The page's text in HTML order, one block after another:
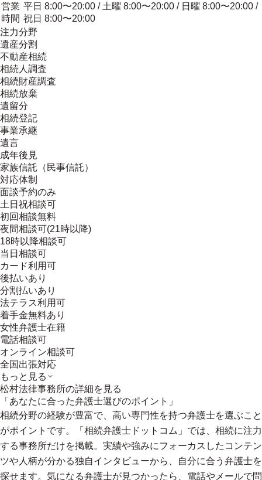
営業
時間
平日 8:00〜20:00 / 土曜 8:00〜20:00 / 日曜 8:00〜20:00 /
祝日 8:00〜20:00
注力分野
遺産分割
不動産相続
相続人調査
相続財産調査
相続放棄
遺留分
相続登記
事業承継
遺言
成年後見
家族信託（民事信託）
対応体制
面談予約のみ
土日祝相談可
初回相談無料
夜間相談可(21時以降)
18時以降相談可
当日相談可
カード利用可
後払いあり
分割払いあり
法テラス利用可
着手金無料あり
女性弁護士在籍
電話相談可
オンライン相談可
全国出張対応
もっと見る
松村法律事務所の詳細を見る
「あなたに合った弁護士選びのポイント」
相続分野の経験が豊富で、高い専門性を持つ弁護士を選ぶこと
がポイントです。「相続弁護士ドットコム」では、相続に注力
する事務所だけを掲載。実績や強みにフォーカスしたコンテン
ツや人柄が分かる独自インタビューから、自分に合う弁護士を
探せます。気になる弁護士が見つかったら、電話やメールで問